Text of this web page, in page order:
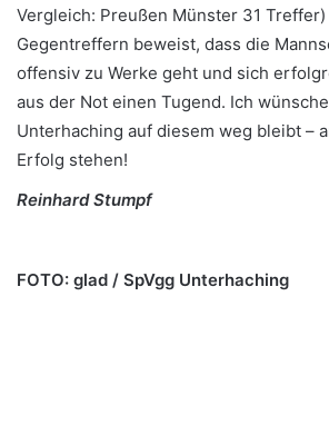
Vergleich: Preußen Münster 31
Gegentreffern beweist, dass die
offensiv zu Werke geht und sich
aus der Not einen Tugend. Ich
Unterhaching auf diesem weg bleibt –
Erfolg stehen!
Reinhard Stumpf
FOTO: glad / SpVgg Unterhaching